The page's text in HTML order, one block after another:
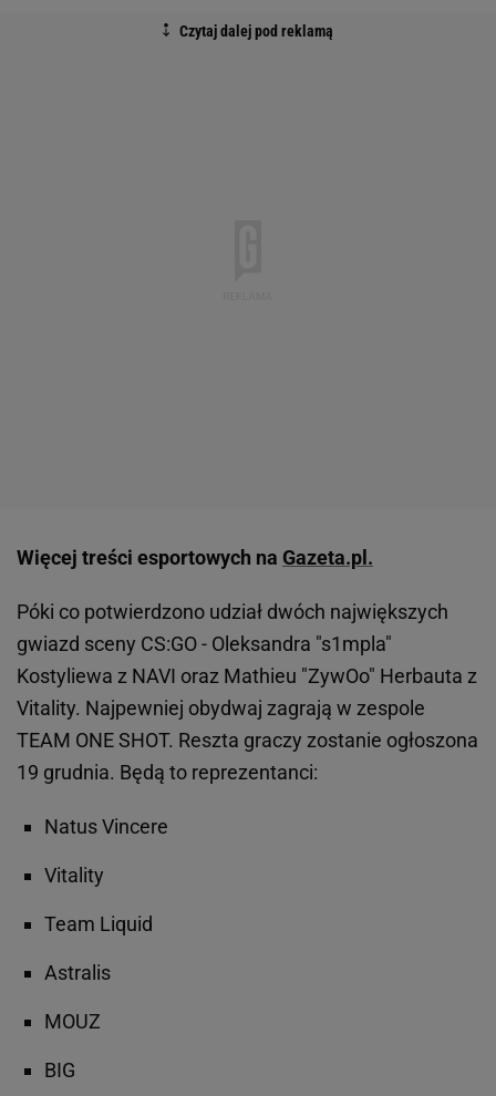
Więcej treści esportowych na Gazeta.pl.
Póki co potwierdzono udział dwóch największych
gwiazd sceny CS:GO - Oleksandra "s1mpla"
Kostyliewa z NAVI oraz Mathieu "ZywOo" Herbauta z
Vitality. Najpewniej obydwaj zagrają w zespole
TEAM ONE SHOT. Reszta graczy zostanie ogłoszona
19 grudnia. Będą to reprezentanci:
Natus Vincere
Vitality
Team Liquid
Astralis
MOUZ
BIG